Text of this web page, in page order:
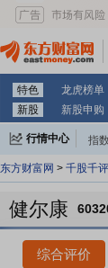
特色 龙虎榜单
新股
新股申购
行情中心 指数
东方财富网 > 千股千评
健尔康
综合评价